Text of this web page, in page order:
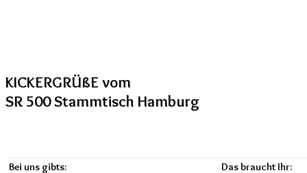
KICKERGRÜßE vom
SR 500 Stammtisch Hamburg
Bei uns gibts: Das braucht Ihr: